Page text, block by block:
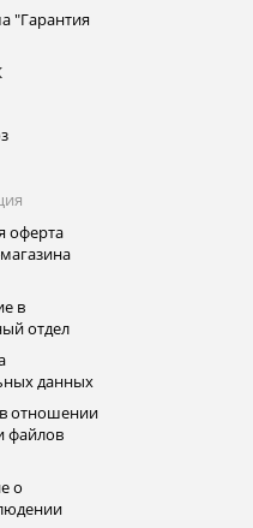
"Гарантия
оферта
в
отдел
данных
отношении
файлов
о